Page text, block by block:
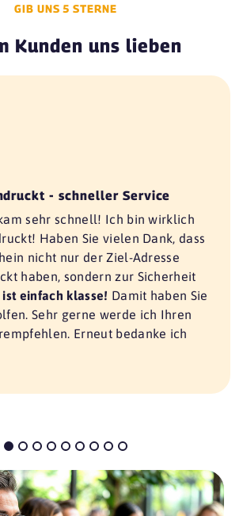
GIB UNS 5 STERNE
Kunden uns lieben
- schneller Service
sehr schnell! Ich bin wirklich
Haben Sie vielen Dank, dass
nicht nur der Ziel-Adresse
haben, sondern zur Sicherheit
ist einfach klasse! Damit haben Sie
Sehr gerne werde ich Ihren
Erneut bedanke ich